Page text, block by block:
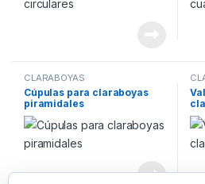
CLARABOYAS
Cúpulas para claraboyas
piramidales